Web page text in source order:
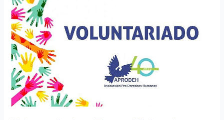
–
Tema:
Vivienda